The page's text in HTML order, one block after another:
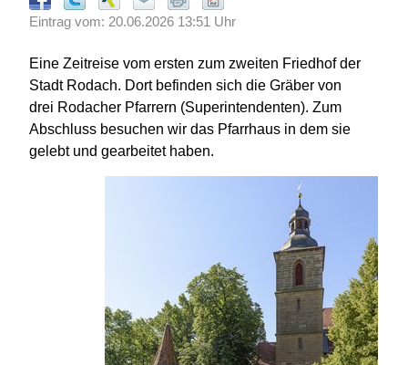
Eintrag vom: 20.06.2026 13:51 Uhr
Eine Zeitreise vom ersten zum zweiten Friedhof der
Stadt Rodach. Dort befinden sich die Gräber von
drei Rodacher Pfarrern (Superintendenten). Zum
Abschluss besuchen wir das Pfarrhaus in dem sie
gelebt und gearbeitet haben.